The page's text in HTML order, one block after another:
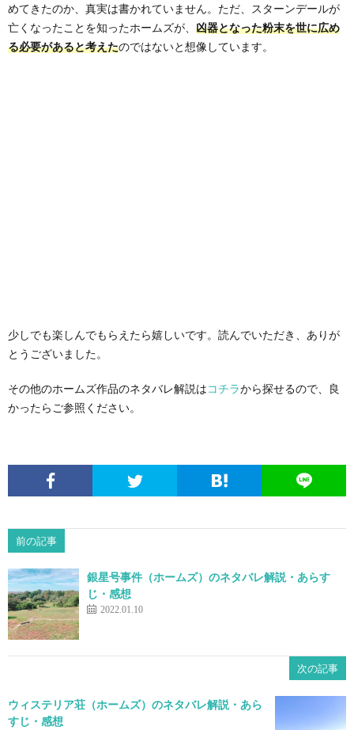
めてきたのか、真実は書かれていません。ただ、スターンデールが
亡くなったことを知ったホームズが、 凶器となった粉末を世に広め
る必要があると考えたのではないと想像しています。
少しでも楽しんでもらえたら嬉しいです。読んでいただき、ありが
とうございました。
その他のホームズ作品のネタバレ解説はコチラから探せるので、良
かったらご参照ください。
前の記事
銀星号事件（ホームズ）のネタバレ解説・あらす
じ・感想
2022.01.10
次の記事
ウィステリア荘（ホームズ）のネタバレ解説・あら
すじ・感想